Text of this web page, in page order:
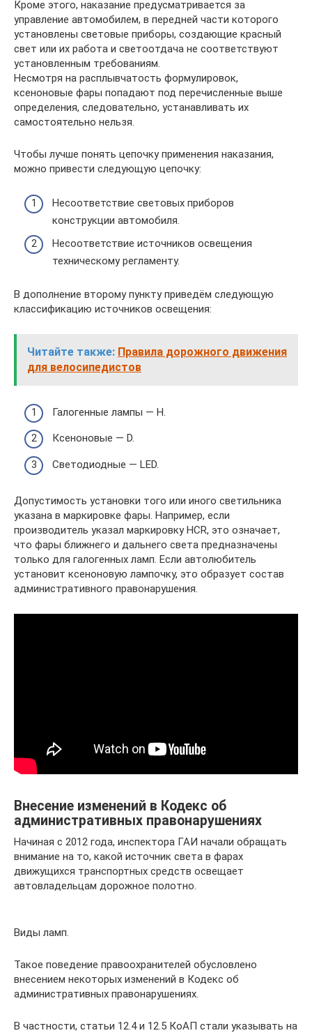
Кроме этого, наказание предусматривается за
управление автомобилем, в передней части которого
установлены световые приборы, создающие красный
свет или их работа и светоотдача не соответствуют
установленным требованиям.
Несмотря на расплывчатость формулировок,
ксеноновые фары попадают под перечисленные выше
определения, следовательно, устанавливать их
самостоятельно нельзя.
Чтобы лучше понять цепочку применения наказания,
можно привести следующую цепочку:
Несоответствие световых приборов
конструкции автомобиля.
Несоответствие источников освещения
техническому регламенту.
В дополнение второму пункту приведём следующую
классификацию источников освещения:
Читайте также: Правила дорожного движения
для велосипедистов
Галогенные лампы — H.
Ксеноновые — D.
Светодиодные — LED.
Допустимость установки того или иного светильника
указана в маркировке фары. Например, если
производитель указал маркировку HCR, это означает,
что фары ближнего и дальнего света предназначены
только для галогенных ламп. Если автолюбитель
установит ксеноновую лампочку, это образует состав
административного правонарушения.
Внесение изменений в Кодекс об
административных правонарушениях
Начиная с 2012 года, инспектора ГАИ начали обращать
внимание на то, какой источник света в фарах
движущихся транспортных средств освещает
автовладельцам дорожное полотно.
Виды ламп.
Такое поведение правоохранителей обусловлено
внесением некоторых изменений в Кодекс об
административных правонарушениях.
В частности, статьи 12.4 и 12.5 КоАП стали указывать на